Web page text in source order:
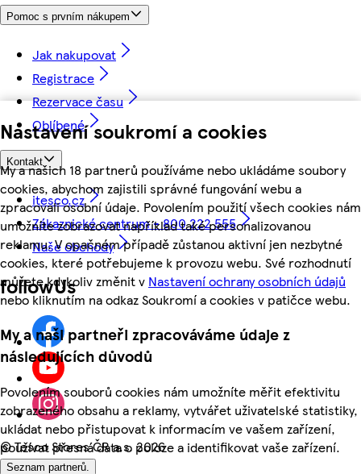
Nastavení soukromí a cookies
My a našich 18 partnerů používáme nebo ukládáme soubory
cookies, abychom zajistili správné fungování webu a
zpracovali osobní údaje. Povolením použití všech cookies nám
umožníte zobrazovat například také personalizovanou
reklamu. V opačném případě zůstanou aktivní jen nezbytné
cookies, které potřebujeme k provozu webu. Své rozhodnutí
můžete kdykoliv změnit v Nastavení ochrany osobních údajů
nebo kliknutím na odkaz Soukromí a cookies v patičce webu.
My a naši partneři zpracováváme údaje z
následujících důvodů
Povolením souborů cookies nám umožníte měřit efektivitu
zobrazeného obsahu a reklamy, vytvářet uživatelské statistiky,
ukládat nebo přistupovat k informacím ve vašem zařízení,
používat přesná data o poloze a identifikovat vaše zařízení.
Seznam partnerů.
Pomoc s prvním nákupem
Jak nakupovat
Registrace
Rezervace času
Oblíbené
Kontakt
itesco.cz
Zákaznické centrum - 800 222 555
Naše obchody
followUs
©Tesco Stores ČR a.s. 2026